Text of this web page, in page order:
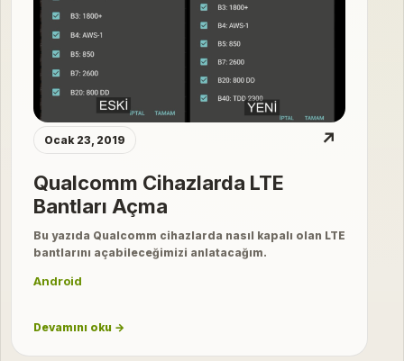
Ocak 23, 2019 ↗
Qualcomm Cihazlarda LTE
Bantları Açma
Bu yazıda Qualcomm cihazlarda nasıl kapalı olan LTE
bantlarını açabileceğimizi anlatacağım.
Android
Devamını oku →